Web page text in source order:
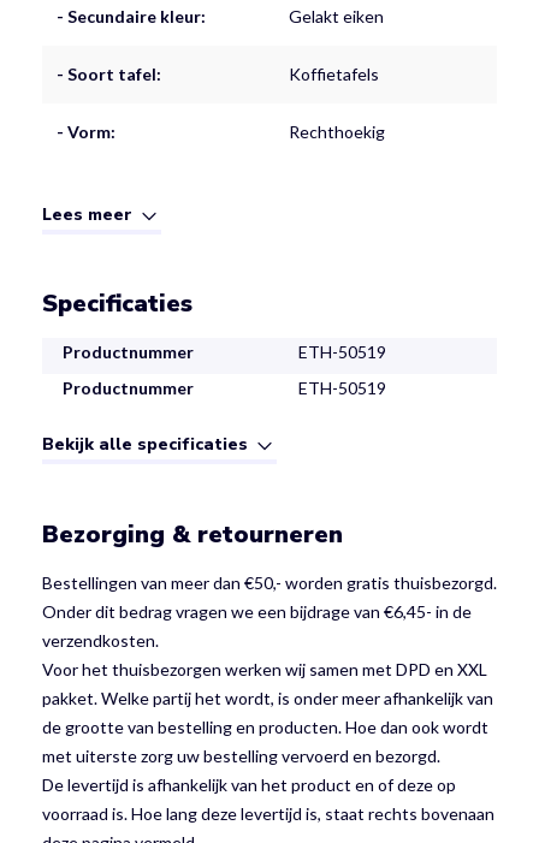
- Secundaire kleur: Gelakt eiken
- Soort tafel: Koffietafels
- Vorm: Rechthoekig
Lees meer
Specificaties
Productnummer
ETH-50519
Productnummer
ETH-50519
Bekijk alle specificaties
Bezorging & retourneren
Bestellingen van meer dan €50,- worden gratis thuisbezorgd.
Onder dit bedrag vragen we een bijdrage van €6,45- in de
verzendkosten.
Voor het thuisbezorgen werken wij samen met DPD en XXL
pakket. Welke partij het wordt, is onder meer afhankelijk van
de grootte van bestelling en producten. Hoe dan ook wordt
met uiterste zorg uw bestelling vervoerd en bezorgd.
De levertijd is afhankelijk van het product en of deze op
voorraad is. Hoe lang deze levertijd is, staat rechts bovenaan